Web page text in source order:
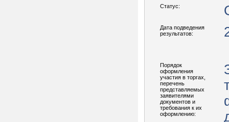
Статус:
Дата подведения
результатов:
Порядок
оформления
участия в торгах,
перечень
представляемых
заявителями
документов и
требования к их
оформлению: